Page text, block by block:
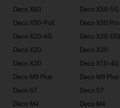
Deco X60
Deco X50-5G
Deco X50-PoE
Deco X50 Pro
Deco X20-4G
Deco X20-DSL
Deco X20
Deco X20
Deco X20
Deco X10-4G
Deco M9 Plus
Deco M9 Plus
Deco S7
Deco S7
Deco M4
Deco M4